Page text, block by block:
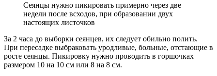
Сеянцы нужно пикировать примерно через две
недели после всходов, при образовании двух
настоящих листочков
За 2 часа до выборки сеянцев, их следует обильно полить.
При пересадке выбраковать уродливые, больные, отстающие в
росте сеянцы. Пикировку нужно проводить в горшочках
размером 10 на 10 см или 8 на 8 см.